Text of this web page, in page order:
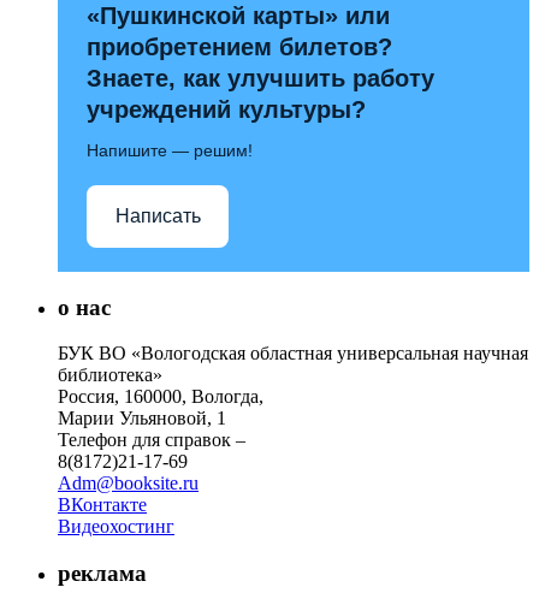
«Пушкинской карты» или
приобретением билетов?
Знаете, как улучшить работу
учреждений культуры?
Напишите — решим!
Написать
о нас
БУК ВО «Вологодская областная универсальная научная
библиотека»
Россия, 160000, Вологда,
Марии Ульяновой, 1
Телефон для справок –
8(8172)21-17-69
Adm@booksite.ru
ВКонтакте
Видеохостинг
реклама